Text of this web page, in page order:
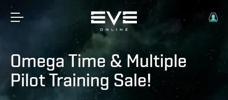
Omega Time & Multiple
Pilot Training Sale!